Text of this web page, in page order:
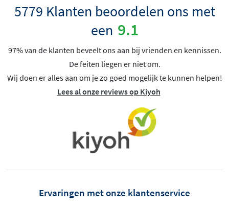
5779 Klanten beoordelen ons met
een 9.1
97% van de klanten beveelt ons aan bij vrienden en kennissen.
De feiten liegen er niet om.
Wij doen er alles aan om je zo goed mogelijk te kunnen helpen!
Lees al onze reviews op Kiyoh
Ervaringen met onze klantenservice